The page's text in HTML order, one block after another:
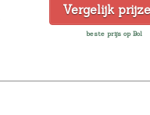
Vergelijk
beste prijs op Bol